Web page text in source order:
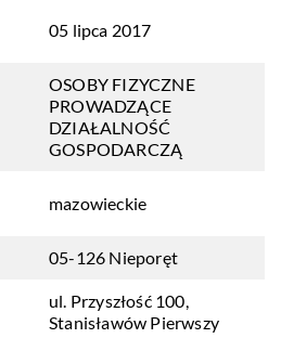
05 lipca 2017
OSOBY FIZYCZNE
PROWADZĄCE
DZIAŁALNOŚĆ
GOSPODARCZĄ
mazowieckie
05-126 Nieporęt
ul. Przyszłość 100,
Stanisławów Pierwszy